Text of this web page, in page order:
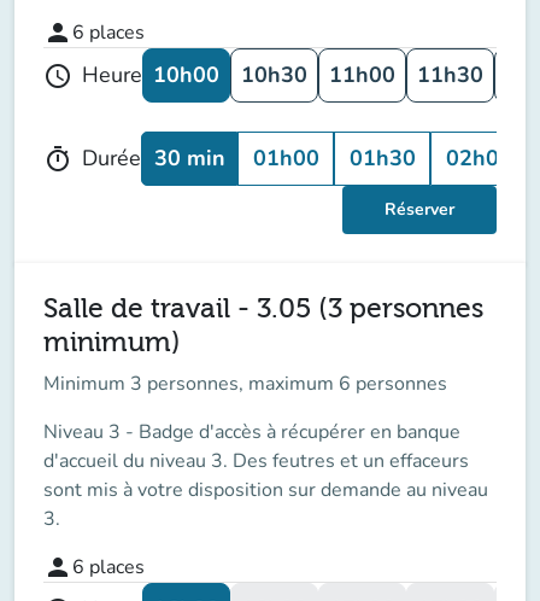
person 6 places
schedule Heure 10h00 10h30 11h00 11h30
timer Durée 30 min 01h00 01h30 02h00
Réserver
Salle de travail - 3.05 (3 personnes
minimum)
Minimum 3 personnes, maximum 6 personnes
Niveau 3 - Badge d'accès à récupérer en banque
d'accueil du niveau 3. Des feutres et un effaceurs
sont mis à votre disposition sur demande au niveau
3.
person 6 places